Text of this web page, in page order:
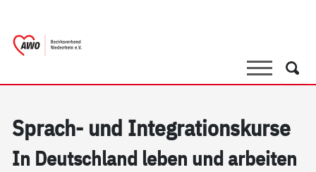
SucheSuche
Sprach- und In­te­g­ra­ti­ons­kur­se
In Deut­sch­land le­ben und ar­bei­ten